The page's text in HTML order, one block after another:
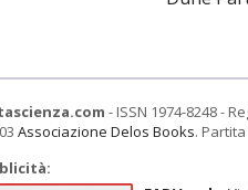
- ISSN 1974-8248 -
Associazione Delos Books.